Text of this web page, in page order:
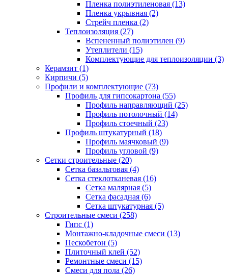
Пленка полиэтиленовая (13)
Пленка укрывная (2)
Стрейч пленка (2)
Теплоизоляция (27)
Вспененный полиэтилен (9)
Утеплители (15)
Комплектующие для теплоизоляции (3)
Керамзит (1)
Кирпичи (5)
Профили и комплектующие (73)
Профиль для гипсокартона (55)
Профиль направляющий (25)
Профиль потолочный (14)
Профиль стоечный (23)
Профиль штукатурный (18)
Профиль маячковый (9)
Профиль угловой (9)
Сетки строительные (20)
Сетка базальтовая (4)
Сетка стеклотканевая (16)
Сетка малярная (5)
Сетка фасадная (6)
Сетка штукатурная (5)
Строительные смеси (258)
Гипс (1)
Монтажно-кладочные смеси (13)
Пескобетон (5)
Плиточный клей (52)
Ремонтные смеси (15)
Смеси для пола (26)